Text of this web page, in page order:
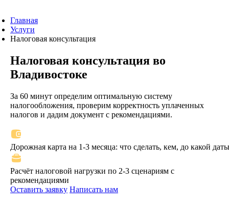
Главная
Услуги
Налоговая консультация
Налоговая консультация во
Владивостоке
За 60 минут определим оптимальную систему
налогообложения, проверим корректность уплаченных
налогов и дадим документ с рекомендациями.
Дорожная карта на 1-3 месяца: что сделать, кем, до какой даты
Расчёт налоговой нагрузки по 2-3 сценариям с
рекомендациями
Оставить заявку Написать нам